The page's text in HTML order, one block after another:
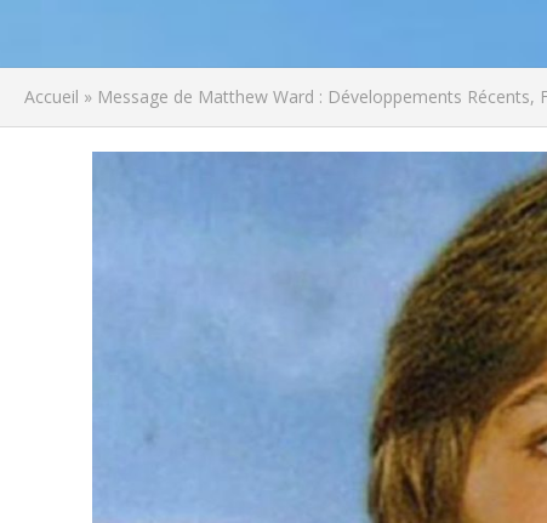
Accueil » Message de Matthew Ward : Développements Récents,